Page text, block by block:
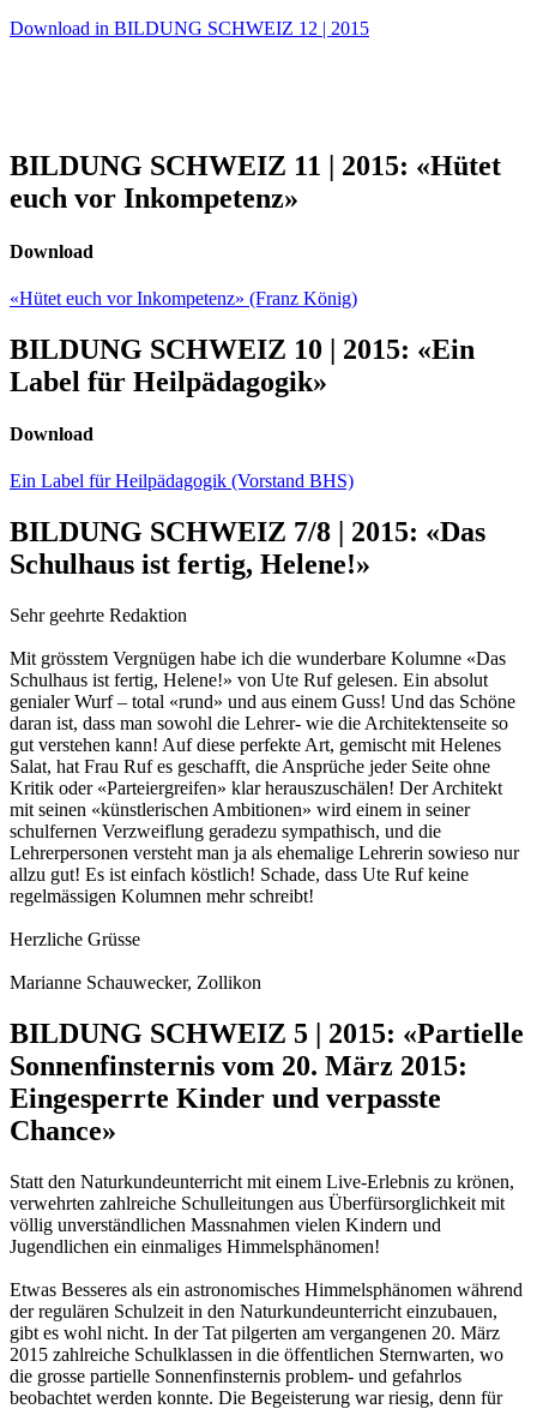
Download in BILDUNG SCHWEIZ 12 | 2015
BILDUNG SCHWEIZ 11 | 2015: «Hütet
euch vor Inkompetenz»
Download
«Hütet euch vor Inkompetenz» (Franz König)
BILDUNG SCHWEIZ 10 | 2015: «Ein
Label für Heilpädagogik»
Download
Ein Label für Heilpädagogik (Vorstand BHS)
BILDUNG SCHWEIZ 7/8 | 2015: «Das
Schulhaus ist fertig, Helene!»
Sehr geehrte Redaktion
Mit grösstem Vergnügen habe ich die wunderbare Kolumne «Das
Schulhaus ist fertig, Helene!» von Ute Ruf gelesen. Ein absolut
genialer Wurf – total «rund» und aus einem Guss! Und das Schöne
daran ist, dass man sowohl die Lehrer- wie die Architektenseite so
gut verstehen kann! Auf diese perfekte Art, gemischt mit Helenes
Salat, hat Frau Ruf es geschafft, die Ansprüche jeder Seite ohne
Kritik oder «Parteiergreifen» klar herauszuschälen! Der Architekt
mit seinen «künstlerischen Ambitionen» wird einem in seiner
schulfernen Verzweiflung geradezu sympathisch, und die
Lehrerpersonen versteht man ja als ehemalige Lehrerin sowieso nur
allzu gut! Es ist einfach köstlich! Schade, dass Ute Ruf keine
regelmässigen Kolumnen mehr schreibt!
Herzliche Grüsse
Marianne Schauwecker, Zollikon
BILDUNG SCHWEIZ 5 | 2015: «Partielle
Sonnenfinsternis vom 20. März 2015:
Eingesperrte Kinder und verpasste
Chance»
Statt den Naturkundeunterricht mit einem Live-Erlebnis zu krönen,
verwehrten zahlreiche Schulleitungen aus Überfürsorglichkeit mit
völlig unverständlichen Massnahmen vielen Kindern und
Jugendlichen ein einmaliges Himmelsphänomen!
Etwas Besseres als ein astronomisches Himmelsphänomen während
der regulären Schulzeit in den Naturkundeunterricht einzubauen,
gibt es wohl nicht. In der Tat pilgerten am vergangenen 20. März
2015 zahlreiche Schulklassen in die öffentlichen Sternwarten, wo
die grosse partielle Sonnenfinsternis problem- und gefahrlos
beobachtet werden konnte. Die Begeisterung war riesig, denn für